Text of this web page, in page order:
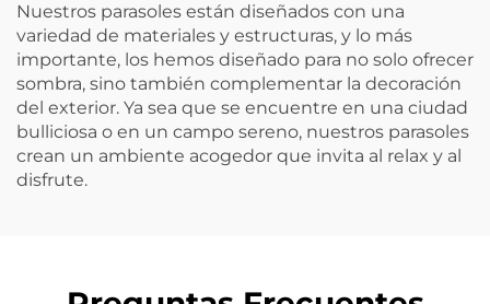
Nuestros parasoles están diseñados con una
variedad de materiales y estructuras, y lo más
importante, los hemos diseñado para no solo ofrecer
sombra, sino también complementar la decoración
del exterior. Ya sea que se encuentre en una ciudad
bulliciosa o en un campo sereno, nuestros parasoles
crean un ambiente acogedor que invita al relax y al
disfrute.